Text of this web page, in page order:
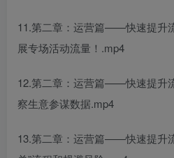
11.第二章：运营篇——快速提升
展专场活动流量！.mp4
12.第二章：运营篇——快速提升
察生意参谋数据.mp4
13.第二章：运营篇——快速提升